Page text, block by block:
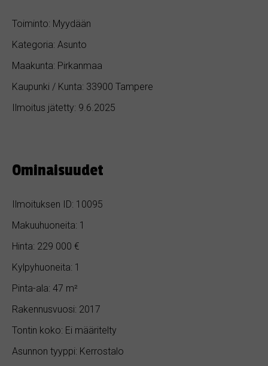
Toiminto: Myydään
Kategoria: Asunto
Maakunta: Pirkanmaa
Kaupunki / Kunta: 33900 Tampere
Ilmoitus jätetty: 9.6.2025
Ominaisuudet
Ilmoituksen ID: 10095
Makuuhuoneita: 1
Hinta: 229 000 €
Kylpyhuoneita: 1
Pinta-ala: 47 m²
Rakennusvuosi: 2017
Tontin koko: Ei määritelty
Asunnon tyyppi: Kerrostalo